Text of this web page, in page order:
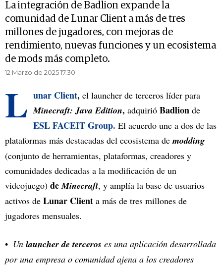
La integración de Badlion expande la
comunidad de Lunar Client a más de tres
millones de jugadores, con mejoras de
rendimiento, nuevas funciones y un ecosistema
de mods más completo.
12 Marzo de 2025 17.30
L unar Client, el launcher de terceros líder para
Minecraft: Java Edition, adquirió Badlion de
ESL FACEIT Group. El acuerdo une a dos de las
plataformas más destacadas del ecosistema de modding
(conjunto de herramientas, plataformas, creadores y
comunidades dedicadas a la modificación de un
videojuego) deMinecraft, y amplía la base de usuarios
activos de Lunar Client a más de tres millones de
jugadores mensuales.
Un launcher de terceros es una aplicación desarrollada
por una empresa o comunidad ajena a los creadores